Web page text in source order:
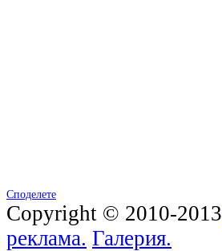
Споделете
Copyright © 2010-2013
реклама. Галерия.